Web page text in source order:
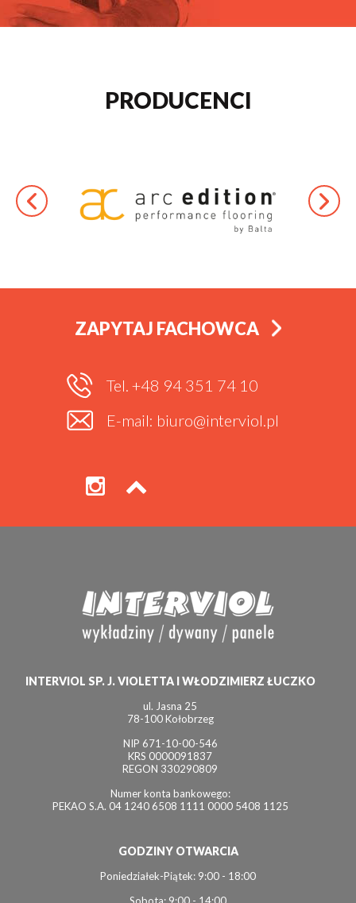
PRODUCENCI
ZAPYTAJ FACHOWCA
Tel. +48 94 351 74 10
E-mail: biuro@interviol.pl
INTERVIOL SP. J. VIOLETTA I WŁODZIMIERZ ŁUCZKO
ul. Jasna 25
78-100 Kołobrzeg
NIP 671-10-00-546
KRS 0000091837
REGON 330290809
Numer konta bankowego:
PEKAO S.A. 04 1240 6508 1111 0000 5408 1125
GODZINY OTWARCIA
Poniedziałek-Piątek: 9:00 - 18:00